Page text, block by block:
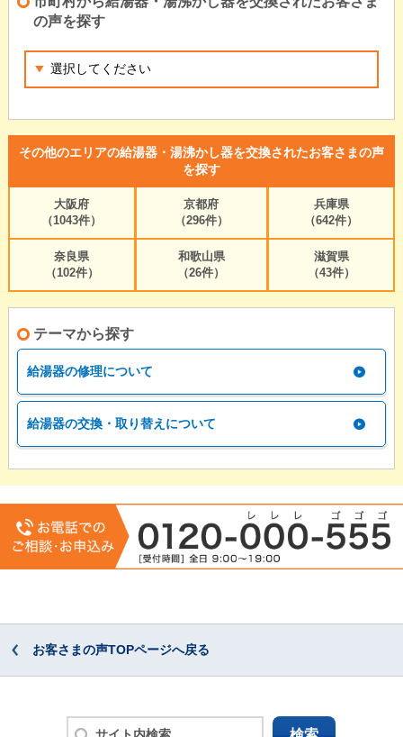
の声を探す
その他のエリアの給湯器・湯沸かし器を交換されたお客さまの声
を探す
大阪府
（1043件）
京都府
（296件）
兵庫県
（642件）
奈良県
（102件）
和歌山県
（26件）
滋賀県
（43件）
テーマから探す
給湯器の修理について
給湯器の交換・取り替えについて
お客さまの声TOPページへ戻る